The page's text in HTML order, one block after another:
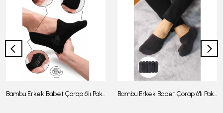
Bambu Erkek Babet Çorap 6'lı Paket - J-03 Bambu Erkek Babet Çorap 6'lı Paket -J-08